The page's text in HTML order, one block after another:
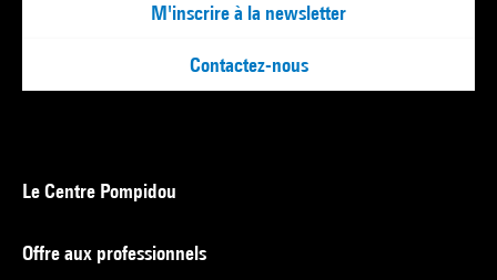
M'inscrire à la newsletter
Contactez-nous
Le Centre Pompidou
Offre aux professionnels